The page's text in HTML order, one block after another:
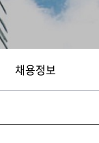
채용정보